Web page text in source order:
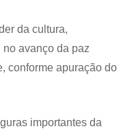
da cultura,
avanço da paz
conforme apuração do
importantes da